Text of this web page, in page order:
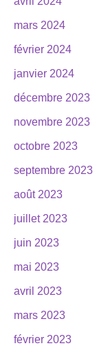
mars 2024
février 2024
janvier 2024
décembre 2023
novembre 2023
octobre 2023
septembre 2023
août 2023
juillet 2023
juin 2023
mai 2023
avril 2023
mars 2023
février 2023